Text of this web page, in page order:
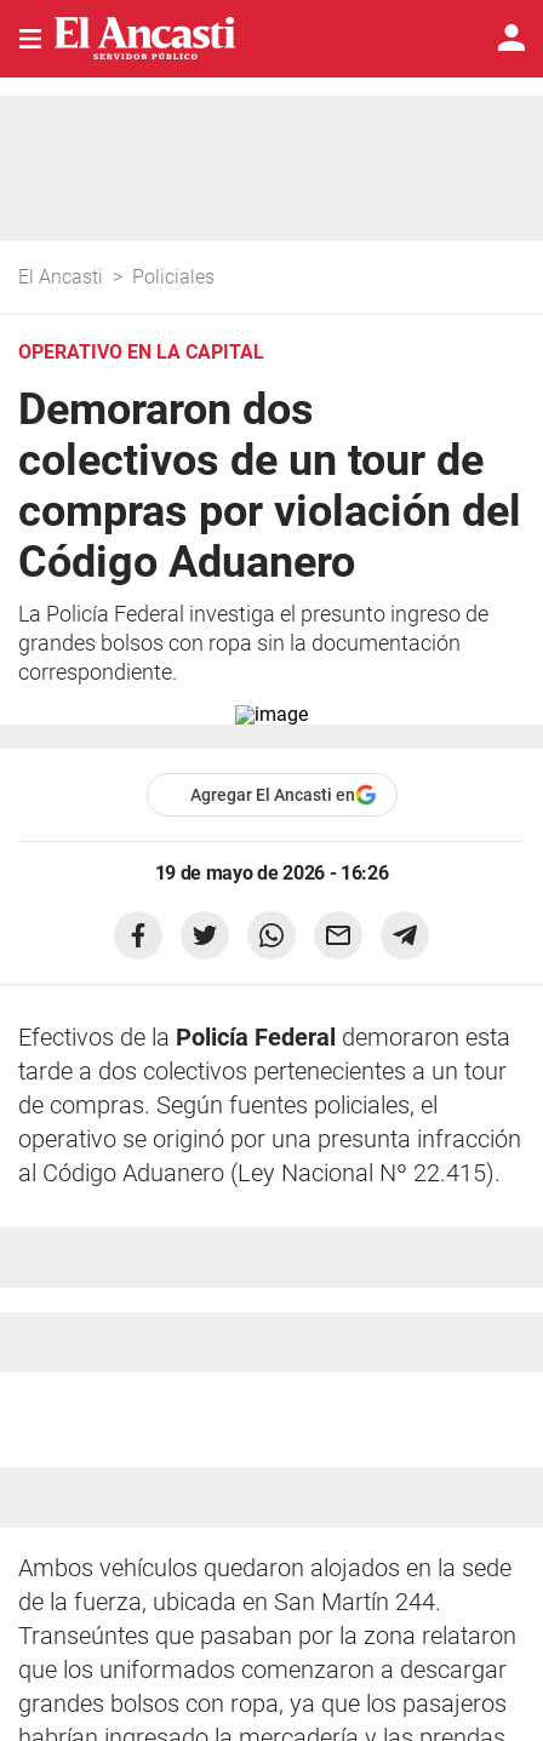
El Ancasti > Policiales
OPERATIVO EN LA CAPITAL
Demoraron dos
colectivos de un tour de
compras por violación del
Código Aduanero
La Policía Federal investiga el presunto ingreso de
grandes bolsos con ropa sin la documentación
correspondiente.
Agregar El Ancasti en
19 de mayo de 2026 - 16:26
Efectivos de la Policía Federal demoraron esta
tarde a dos colectivos pertenecientes a un tour
de compras. Según fuentes policiales, el
operativo se originó por una presunta infracción
al Código Aduanero (Ley Nacional Nº 22.415).
Ambos vehículos quedaron alojados en la sede
de la fuerza, ubicada en San Martín 244.
Transeúntes que pasaban por la zona relataron
que los uniformados comenzaron a descargar
grandes bolsos con ropa, ya que los pasajeros